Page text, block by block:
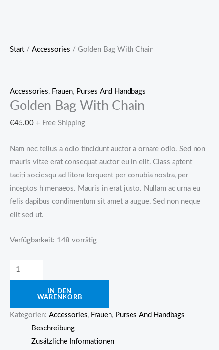
Start / Accessories / Golden Bag With Chain
Accessories, Frauen, Purses And Handbags
Golden Bag With Chain
€45.00 + Free Shipping
Nam nec tellus a odio tincidunt auctor a ornare odio. Sed non
mauris vitae erat consequat auctor eu in elit. Class aptent
taciti sociosqu ad litora torquent per conubia nostra, per
inceptos himenaeos. Mauris in erat justo. Nullam ac urna eu
felis dapibus condimentum sit amet a augue. Sed non neque
elit sed ut.
Verfügbarkeit: 148 vorrätig
Golden
Bag
Menge
IN DEN
WARENKORB
Kategorien: Accessories, Frauen, Purses And Handbags
Beschreibung
Zusätzliche Informationen